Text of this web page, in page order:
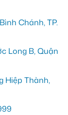
Chánh, TP.
Long B, Quận
Hiệp Thành,